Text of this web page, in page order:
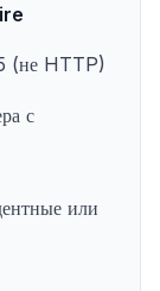
(не HTTP)
с
или